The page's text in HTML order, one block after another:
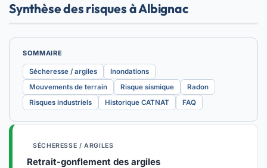
Synthèse des risques à Albignac
SOMMAIRE
Sécheresse / argiles
Inondations
Mouvements de terrain
Risque sismique
Radon
Risques industriels
Historique CATNAT FAQ
SÉCHERESSE / ARGILES
Retrait-gonflement des argiles